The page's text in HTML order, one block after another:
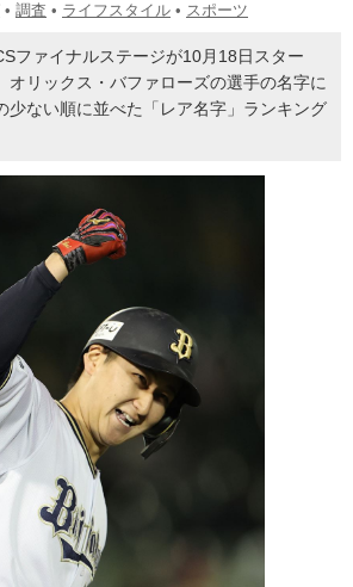
• 調査 • ライフスタイル • スポーツ
ファイナルステージが10月18日スター
オリックス・バファローズの選手の名字に
少ない順に並べた「レア名字」ランキング